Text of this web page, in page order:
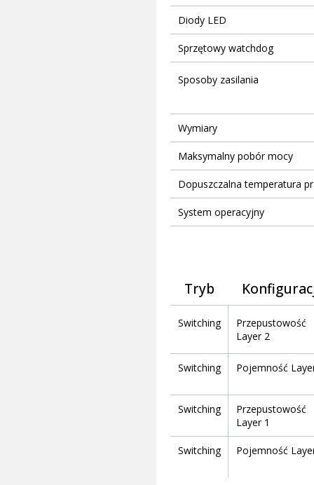
Diody LED
Sprzętowy watchdog
Sposoby zasilania
Wymiary
Maksymalny pobór mocy
Dopuszczalna temperatura
System operacyjny
Tryb
Switching
Przepustowość
Layer 2
Switching Pojemność
Switching
Przepustowość
Layer 1
Switching Pojemność